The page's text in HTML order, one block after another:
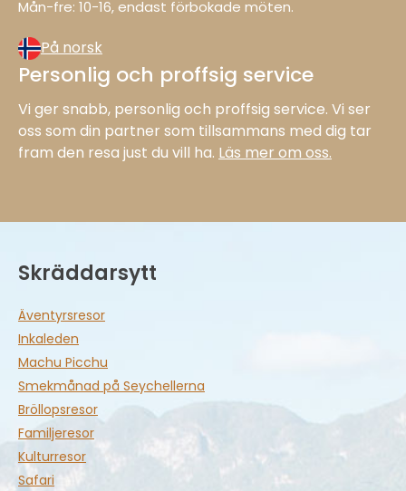
Mån−fre: 10−16, endast förbokade möten.
På norsk
Personlig och proffsig service
Vi ger snabb, personlig och proffsig service. Vi ser
oss som din partner som tillsammans med dig tar
fram den resa just du vill ha. Läs mer om oss.
Skräddarsytt
Äventyrsresor
Inkaleden
Machu Picchu
Smekmånad på Seychellerna
Bröllopsresor
Familjeresor
Kulturresor
Safari